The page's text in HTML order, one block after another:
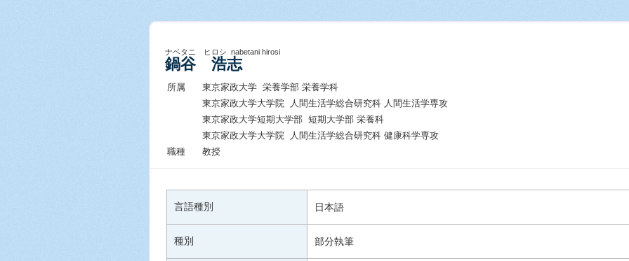
ナベタニ ヒロシ nabetani hirosi
鍋谷 浩志
所属
東京家政大学 栄養学部 栄養学科
東京家政大学大学院 人間生活学総合研究科 人間生活学専攻
東京家政大学短期大学部 短期大学部 栄養科
東京家政大学大学院 人間生活学総合研究科 健康科学専攻
職種
教授
言語種別 日本語
種別 部分執筆